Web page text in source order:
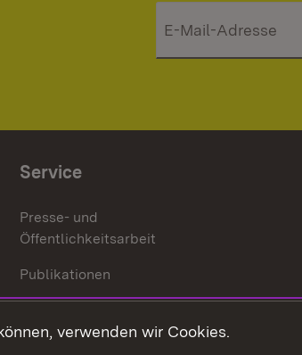
Service
Presse- und
Öffentlichkeitsarbeit
Publikationen
Mediathek
verwenden wir Cookies.